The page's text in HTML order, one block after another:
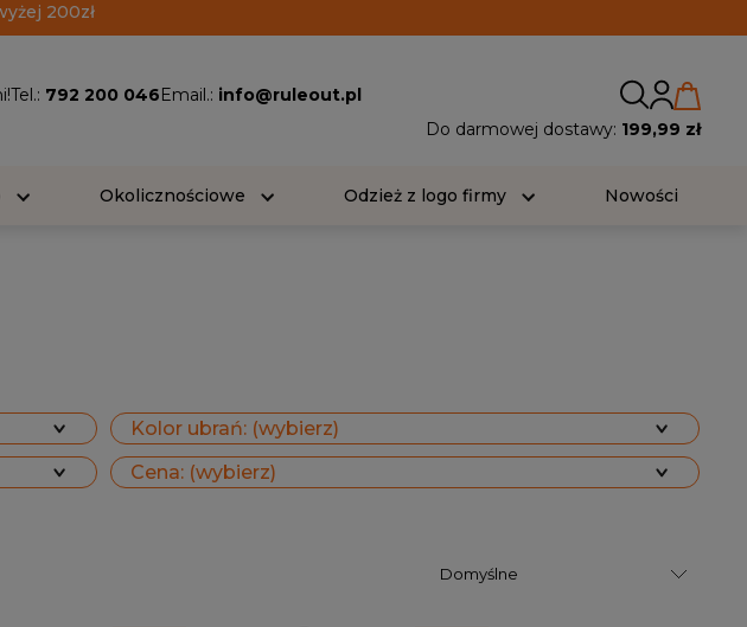
200zł
Tel.: 792 200 046Email.: info@ruleout.pl
Do darmowej dostawy: 199,99 zł
Okolicznościowe Odzież z logo firmy Nowości
Kolor ubrań: (wybierz)
Cena: (wybierz)